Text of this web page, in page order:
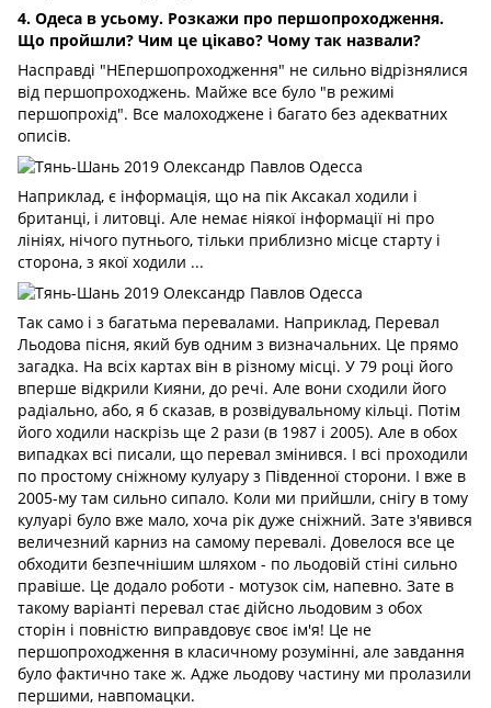
4. Одеса в усьому. Розкажи про першопроходження.
Що пройшли? Чим це цікаво? Чому так назвали?
Насправді "НЕпершопроходження" не сильно відрізнялися
від першопроходжень. Майже все було "в режимі
першопрохід". Все малоходжене і багато без адекватних
описів.
Наприклад, є інформація, що на пік Аксакал ходили і
британці, і литовці. Але немає ніякої інформації ні про
лініях, нічого путнього, тільки приблизно місце старту і
сторона, з якої ходили ...
Так само і з багатьма перевалами. Наприклад, Перевал
Льодова пісня, який був одним з визначальних. Це прямо
загадка. На всіх картах він в різному місці. У 79 році його
вперше відкрили Кияни, до речі. Але вони сходили його
радіально, або, я б сказав, в розвідувальному кільці. Потім
його ходили наскрізь ще 2 рази (в 1987 і 2005). Але в обох
випадках всі писали, що перевал змінився. І всі проходили
по простому сніжному кулуару з Південної сторони. І вже в
2005-му там сильно сипало. Коли ми прийшли, снігу в тому
кулуарі було вже мало, хоча рік дуже сніжний. Зате з'явився
величезний карниз на самому перевалі. Довелося все це
обходити безпечнішим шляхом - по льодовій стіні сильно
правіше. Це додало роботи - мотузок сім, напевно. Зате в
такому варіанті перевал стає дійсно льодовим з обох
сторін і повністю виправдовує своє ім'я! Це не
першопроходження в класичному розумінні, але завдання
було фактично таке ж. Адже льодову частину ми пролазили
першими, навпомацки.